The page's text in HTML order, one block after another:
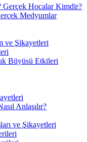
Gerçek Hocalar Kimdir?
Medyumlar
ve Şikayetleri
Büyüsü Etkileri
Anlaşılır?
ve Şikayetleri